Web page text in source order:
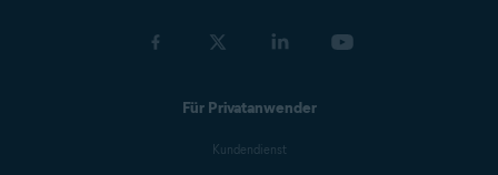
Für Privatanwender
Kundendienst